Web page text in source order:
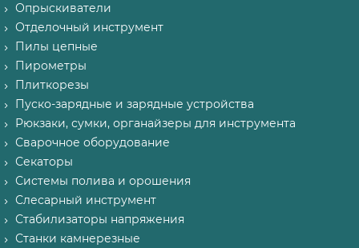
Опрыскиватели
Отделочный инструмент
Пилы цепные
Пирометры
Плиткорезы
Пуско-зарядные и зарядные устройства
Рюкзаки, сумки, органайзеры для инструмента
Сварочное оборудование
Секаторы
Системы полива и орошения
Слесарный инструмент
Стабилизаторы напряжения
Станки камнерезные